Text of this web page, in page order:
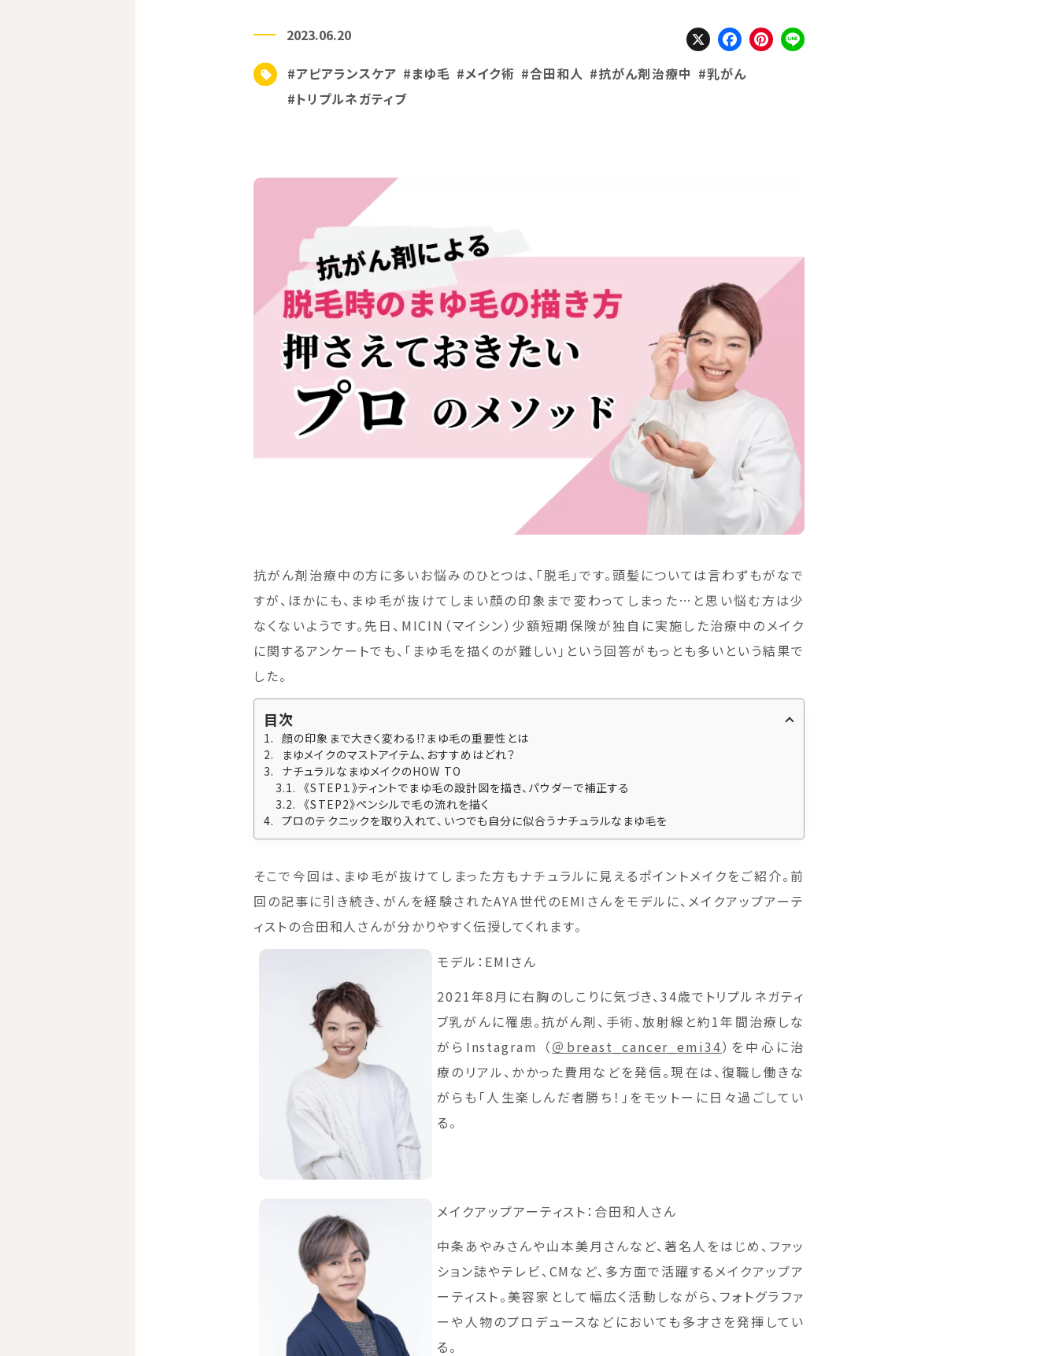
2023.06.20
#アピアランスケア #まゆ毛 #メイク術 #合田和人 #抗がん剤治療中 #乳がん
#トリプルネガティブ
X Facebook
Pinterest
抗がん剤治療中の方に多いお悩みのひとつは、「脱毛」です。頭髪については言わずもがなで
すが、ほかにも、まゆ毛が抜けてしまい顏の印象まで変わってしまった…と思い悩む方は少
なくないようです。先日、MICIN（マイシン）少額短期保険が独自に実施した治療中のメイク
に関するアンケートでも、「まゆ毛を描くのが難しい」という回答がもっとも多いという結果で
した。
目次
顔の印象まで大きく変わる!?まゆ毛の重要性とは
まゆメイクのマストアイテム、おすすめはどれ？
ナチュラルなまゆメイクのHOW TO
《STEP１》ティントでまゆ毛の設計図を描き、パウダーで補正する
《STEP2》ペンシルで毛の流れを描く
プロのテクニックを取り入れて、いつでも自分に似合うナチュラルなまゆ毛を
そこで今回は、まゆ毛が抜けてしまった方もナチュラルに見えるポイントメイクをご紹介。前
回の記事に引き続き、がんを経験されたAYA世代のEMIさんをモデルに、メイクアップアーテ
ィストの合田和人さんが分かりやすく伝授してくれます。
モデル：EMIさん
2021年8月に右胸のしこりに気づき、34歳でトリプルネガティ
ブ乳がんに罹患。抗がん剤、手術、放射線と約1年間治療しな
がらInstagram （＠breast_cancer_emi34）を中心に治
療のリアル、かかった費用などを発信。現在は、復職し働きな
がらも「人生楽しんだ者勝ち！」をモットーに日々過ごしてい
る。
メイクアップアーティスト：合田和人さん
中条あやみさんや山本美月さんなど、著名人をはじめ、ファッ
ション誌やテレビ、CMなど、多方面で活躍するメイクアップア
ーティスト。美容家として幅広く活動しながら、フォトグラファ
ーや人物のプロデュースなどにおいても多才さを発揮してい
る。